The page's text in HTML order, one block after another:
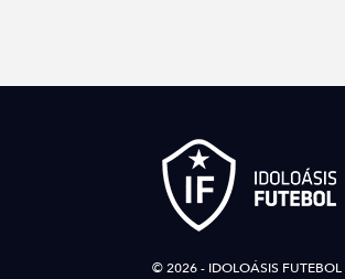
© 2026 - IDOLOÁSIS FUTEBOL